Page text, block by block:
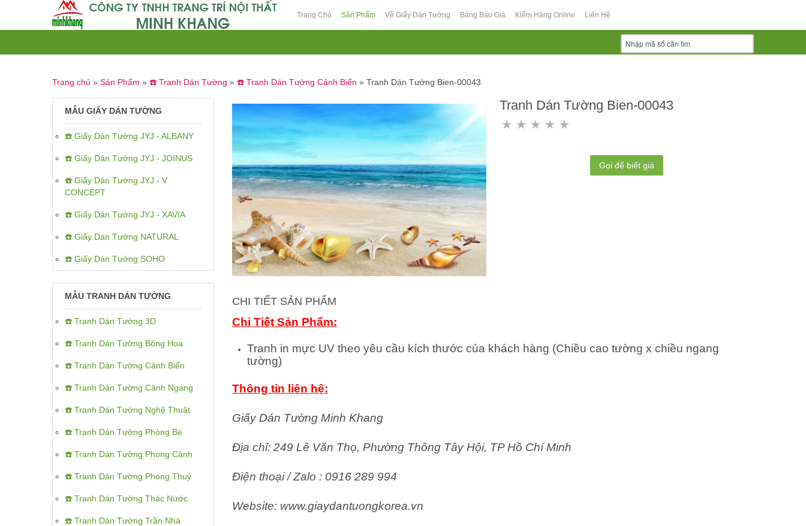
Trang Chủ Sản Phẩm Về Giấy Dán Tường Bảng Báo Giá Kiểm Hàng Online Liên Hệ
Trang chủ » Sản Phẩm » ☎️ Tranh Dán Tường » ☎️ Tranh Dán Tường Cảnh Biển » Tranh Dán Tường Bien-00043
MẪU GIẤY DÁN TƯỜNG
☎️ Giấy Dán Tường JYJ - ALBANY
☎️ Giấy Dán Tường JYJ - JOINUS
☎️ Giấy Dán Tường JYJ - V
CONCEPT
☎️ Giấy Dán Tường JYJ - XAVIA
☎️ Giấy Dán Tường NATURAL
☎️ Giấy Dán Tường SOHO
MẪU TRANH DÁN TƯỜNG
☎️ Tranh Dán Tường 3D
☎️ Tranh Dán Tường Bông Hoa
☎️ Tranh Dán Tường Cảnh Biển
☎️ Tranh Dán Tường Cảnh Ngang
☎️ Tranh Dán Tường Nghệ Thuật
☎️ Tranh Dán Tường Phòng Bé
☎️ Tranh Dán Tường Phong Cảnh
☎️ Tranh Dán Tường Phong Thuỷ
☎️ Tranh Dán Tường Thác Nước
☎️ Tranh Dán Tường Trần Nhà
Tranh Dán Tường Bien-00043
Gọi để biết giá
CHI TIẾT SẢN PHẨM
Chi Tiết Sản Phẩm:
Tranh in mực UV theo yêu cầu kích thước của khách hàng (Chiều cao tường x chiều ngang
tường)
Thông tin liên hệ:
Giấy Dán Tường Minh Khang
Địa chỉ: 249 Lê Văn Thọ, Phường Thông Tây Hội, TP Hồ Chí Minh
Điện thoại / Zalo : 0916 289 994
Website: www.giaydantuongkorea.vn